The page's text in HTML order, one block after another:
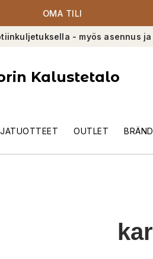
OMA TILI
- myös asennus ja
Kalustetalo
OUTLET